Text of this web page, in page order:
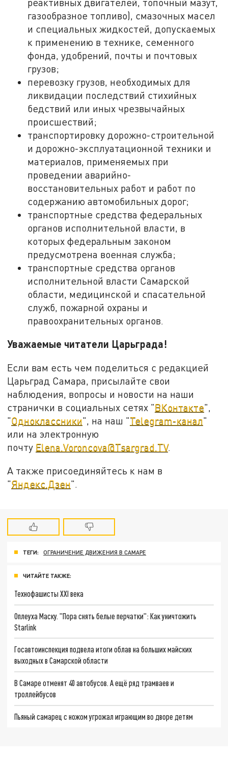
газообразное топливо), смазочных масел
и специальных жидкостей, допускаемых
к применению в технике, семенного
фонда, удобрений, почты и почтовых
грузов;
перевозку грузов, необходимых для
ликвидации последствий стихийных
бедствий или иных чрезвычайных
происшествий;
транспортировку дорожно-строительной
и дорожно-эксплуатационной техники и
материалов, применяемых при
проведении аварийно-
восстановительных работ и работ по
содержанию автомобильных дорог;
транспортные средства федеральных
органов исполнительной власти, в
которых федеральным законом
предусмотрена военная служба;
транспортные средства органов
исполнительной власти Самарской
области, медицинской и спасательной
служб, пожарной охраны и
правоохранительных органов.
Уважаемые читатели Царьграда!
Если вам есть чем поделиться с редакцией
Царьград Самара, присылайте свои
наблюдения, вопросы и новости на наши
странички в социальных сетях "ВКонтакте",
"Одноклассники", на наш "Telegram-канал"
или на электронную
почту Elena.Voroncova@Tsargrad.TV.
А также присоединяйтесь к нам в
"Яндекс.Дзен".
ТЕГИ: ОГРАНИЧЕНИЕ ДВИЖЕНИЯ В САМАРЕ
ЧИТАЙТЕ ТАКЖЕ:
Технофашисты XXI века
Оплеуха Маску. "Пора снять белые перчатки": Как уничтожить
Starlink
Госавтоинспекция подвела итоги облав на больших майских
выходных в Самарской области
В Самаре отменят 40 автобусов. А ещё ряд трамваев и
троллейбусов
Пьяный самарец с ножом угрожал играющим во дворе детям